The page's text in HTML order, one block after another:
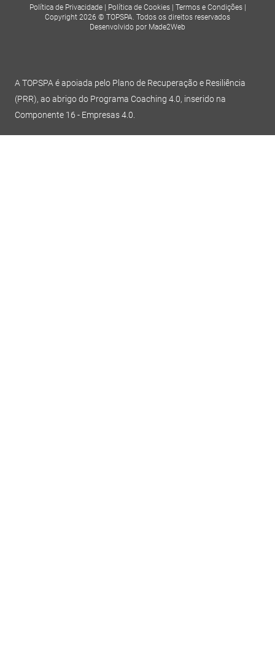
Política de Privacidade Política de Cookies Termos e Condições
Copyright 2026 © TOPSPA. Todos os direitos reservados
Desenvolvido por Made2Web
A TOPSPA é apoiada pelo Plano de Recuperação e Resiliência
(PRR), ao abrigo do Programa Coaching 4.0, inserido na
Componente 16 - Empresas 4.0.